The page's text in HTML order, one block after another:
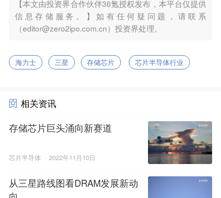
【本文由投资界合作伙伴36氪授权发布，本平台仅提供
信息存储服务。】如有任何疑问题，请联系
（editor@zero2ipo.com.cn）投资界处理。
海力士 三星 存储芯片 芯片半导体行业
相关资讯
存储芯片巨头涌向新赛道
芯片半导体 2022年11月10日
从三星路线图看DRAM发展新动